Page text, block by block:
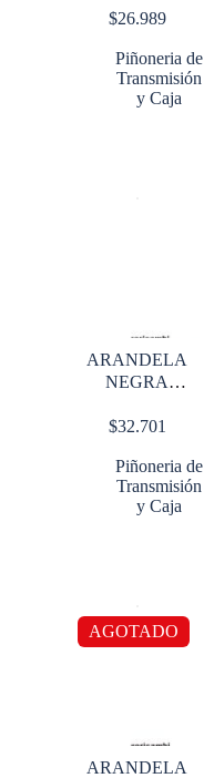
$26.989
Piñoneria de
Transmisión
y Caja
ARANDELA
NEGRA
AJUSTE
$32.701
Piñoneria de
Transmisión
y Caja
AGOTADO
ARANDELA